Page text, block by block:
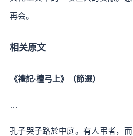
再会。
相关原文
《禮記·檀弓上》（節選）
…
孔子哭子路於中庭。有人弔者，